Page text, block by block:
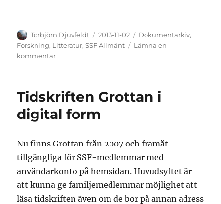
Författare
Torbjörn Djuvfeldt
Publicerat
den
2013-11-02 Kategorier
Dokumentarkiv,
Forskning, Litteratur,SSF Allmänt
Lämna en
kommentartill
Tidskriften Grottan i
digital form
Nu finns Grottan från 2007 och framåt
tillgängliga för SSF-medlemmar med
användarkonto på hemsidan. Huvudsyftet är
att kunna ge familjemedlemmar möjlighet att
läsa tidskriften även om de bor på annan adress